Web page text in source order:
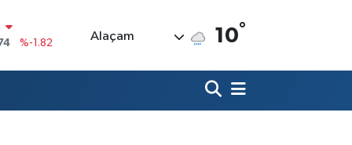
%0.02
Alaçam 10°